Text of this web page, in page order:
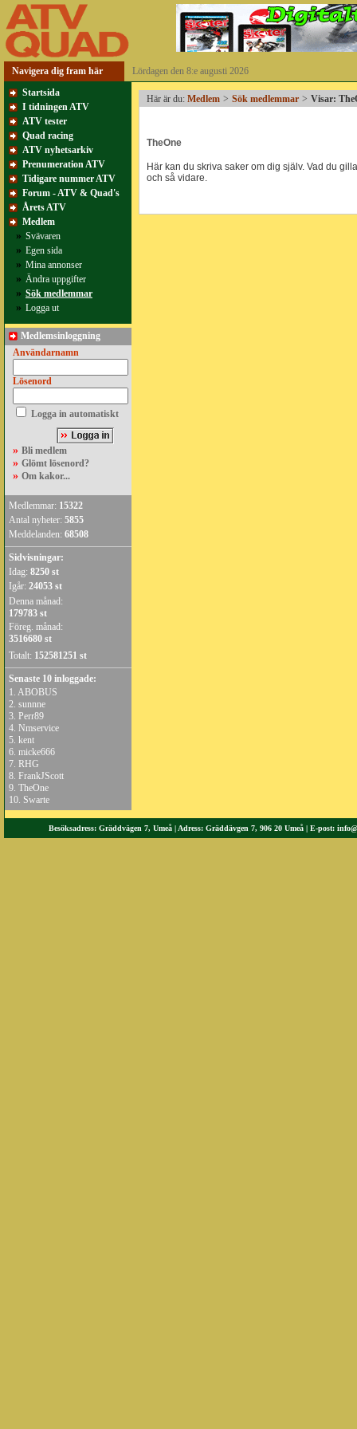
Navigera dig fram här
Lördagen den 8:e augusti 2026
Startsida
I tidningen ATV
ATV tester
Quad racing
ATV nyhetsarkiv
Prenumeration ATV
Tidigare nummer ATV
Forum - ATV & Quad's
Årets ATV
Medlem
» Svävaren
» Egen sida
» Mina annonser
» Ändra uppgifter
» Sök medlemmar
» Logga ut
Medlemsinloggning
Användarnamn
Lösenord
Logga in automatiskt
» Bli medlem
» Glömt lösenord?
» Om kakor...
Medlemmar: 15322
Antal nyheter: 5855
Meddelanden: 68508
Sidvisningar:
Idag: 8250 st
Igår: 24053 st
Denna månad:
179783 st
Föreg. månad:
3516680 st
Totalt: 152581251 st
Senaste 10 inloggade:
1. ABOBUS
2. sunnne
3. Perr89
4. Nmservice
5. kent
6. micke666
7. RHG
8. FrankJScott
9. TheOne
10. Swarte
Här är du: Medlem > Sök medlemmar > Visar:
TheOne
Här kan du skriva saker om dig själv. Vad du
och så vidare.
Besöksadress: Gräddvägen 7, Umeå | Adress: Gräddävgen 7, 906 20 Umeå | E-post: